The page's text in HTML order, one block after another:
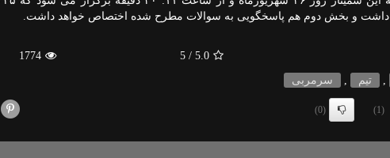
داشت و بخش دوم هم پاسخگویی به سوالات مطرح شده اختصاص خواهد داشت.
5.0
/ 5
1774
تیم سرمربی
(1)
(0)